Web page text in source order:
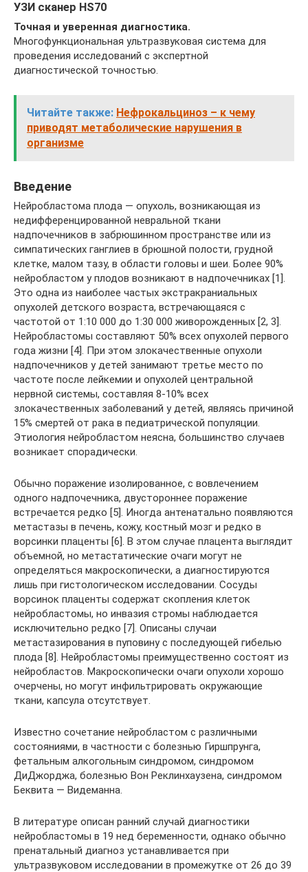
УЗИ сканер HS70
Точная и уверенная диагностика.
Многофункциональная ультразвуковая система для
проведения исследований с экспертной
диагностической точностью.
Читайте также: Нефрокальциноз – к чему
приводят метаболические нарушения в
организме
Введение
Нейробластома плода — опухоль, возникающая из
недифференцированной невральной ткани
надпочечников в забрюшинном пространстве или из
симпатических ганглиев в брюшной полости, грудной
клетке, малом тазу, в области головы и шеи. Более 90%
нейробластом у плодов возникают в надпочечниках [1].
Это одна из наиболее частых экстракраниальных
опухолей детского возраста, встречающаяся с
частотой от 1:10 000 до 1:30 000 живорожденных [2, 3].
Нейробластомы составляют 50% всех опухолей первого
года жизни [4]. При этом злокачественные опухоли
надпочечников у детей занимают третье место по
частоте после лейкемии и опухолей центральной
нервной системы, составляя 8-10% всех
злокачественных заболеваний у детей, являясь причиной
15% смертей от рака в педиатрической популяции.
Этиология нейробластом неясна, большинство случаев
возникает спорадически.
Обычно поражение изолированное, с вовлечением
одного надпочечника, двустороннее поражение
встречается редко [5]. Иногда антенатально появляются
метастазы в печень, кожу, костный мозг и редко в
ворсинки плаценты [6]. В этом случае плацента выглядит
объемной, но метастатические очаги могут не
определяться макроскопически, а диагностируются
лишь при гистологическом исследовании. Сосуды
ворсинок плаценты содержат скопления клеток
нейробластомы, но инвазия стромы наблюдается
исключительно редко [7]. Описаны случаи
метастазирования в пуповину с последующей гибелью
плода [8]. Нейробластомы преимущественно состоят из
нейробластов. Макроскопически очаги опухоли хорошо
очерчены, но могут инфильтрировать окружающие
ткани, капсула отсутствует.
Известно сочетание нейробластом с различными
состояниями, в частности с болезнью Гиршпрунга,
фетальным алкогольным синдромом, синдромом
ДиДжорджа, болезнью Вон Реклинхаузена, синдромом
Беквита — Видеманна.
В литературе описан ранний случай диагностики
нейробластомы в 19 нед беременности, однако обычно
пренатальный диагноз устанавливается при
ультразвуковом исследовании в промежутке от 26 до 39